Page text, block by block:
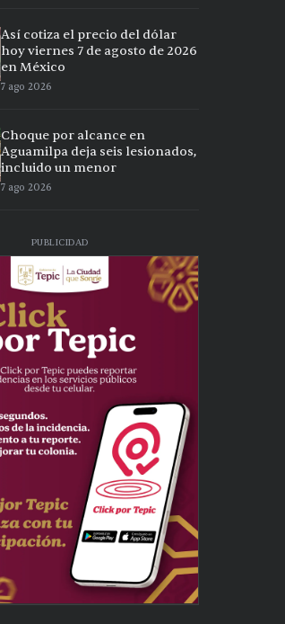
Así cotiza el precio del dólar
hoy viernes 7 de agosto de 2026
en México
7 ago 2026
Choque por alcance en
Aguamilpa deja seis lesionados,
incluido un menor
7 ago 2026
PUBLICIDAD